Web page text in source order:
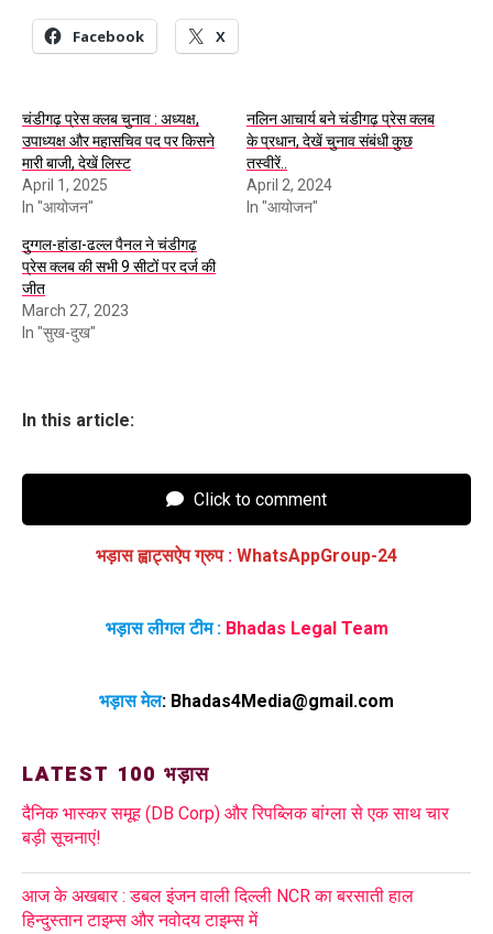
Facebook X
चंडीगढ़ प्रेस क्लब चुनाव : अध्यक्ष,
उपाध्यक्ष और महासचिव पद पर किसने
मारी बाजी, देखें लिस्ट
April 1, 2025
In "आयोजन"
नलिन आचार्य बने चंडीगढ़ प्रेस क्लब
के प्रधान, देखें चुनाव संबंधी कुछ
तस्वीरें..
April 2, 2024
In "आयोजन"
दुग्गल-हांडा-ढल्ल पैनल ने चंडीगढ़
प्रेस क्लब की सभी 9 सीटों पर दर्ज की
जीत
March 27, 2023
In "सुख-दुख"
In this article:
Click to comment
भड़ास ह्वाट्सऐप ग्रुप : WhatsAppGroup-24
भड़ास लीगल टीम : Bhadas Legal Team
भड़ास मेल: Bhadas4Media@gmail.com
LATEST 100 भड़ास
दैनिक भास्कर समूह (DB Corp) और रिपब्लिक बांग्ला से एक साथ चार
बड़ी सूचनाएं!
आज के अखबार : डबल इंजन वाली दिल्ली NCR का बरसाती हाल
हिन्दुस्तान टाइम्स और नवोदय टाइम्स में